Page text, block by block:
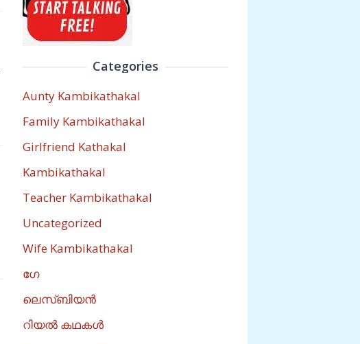
Categories
Aunty Kambikathakal
Family Kambikathakal
Girlfriend Kathakal
Kambikathakal
Teacher Kambikathakal
Uncategorized
Wife Kambikathakal
ഗേ
ലെസ്ബിയൻ
റിയൽ കഥകൾ